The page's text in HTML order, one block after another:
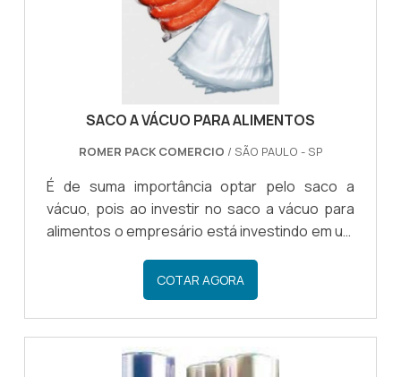
SACO A VÁCUO PARA ALIMENTOS
ROMER PACK COMERCIO / SÃO PAULO - SP
É de suma importância optar pelo saco a
vácuo, pois ao investir no saco a vácuo para
alimentos o empresário está investindo em um
diversos tipos de alimentos de uma maneira
prática e eficiente.BENEFÍCIOS DO SACO A
VÁCUOAtravés do saco para alimentos é
possível fazer a embalagem de carnes,
queijos, produtos cerealistas, entre outros
COTAR AGORA